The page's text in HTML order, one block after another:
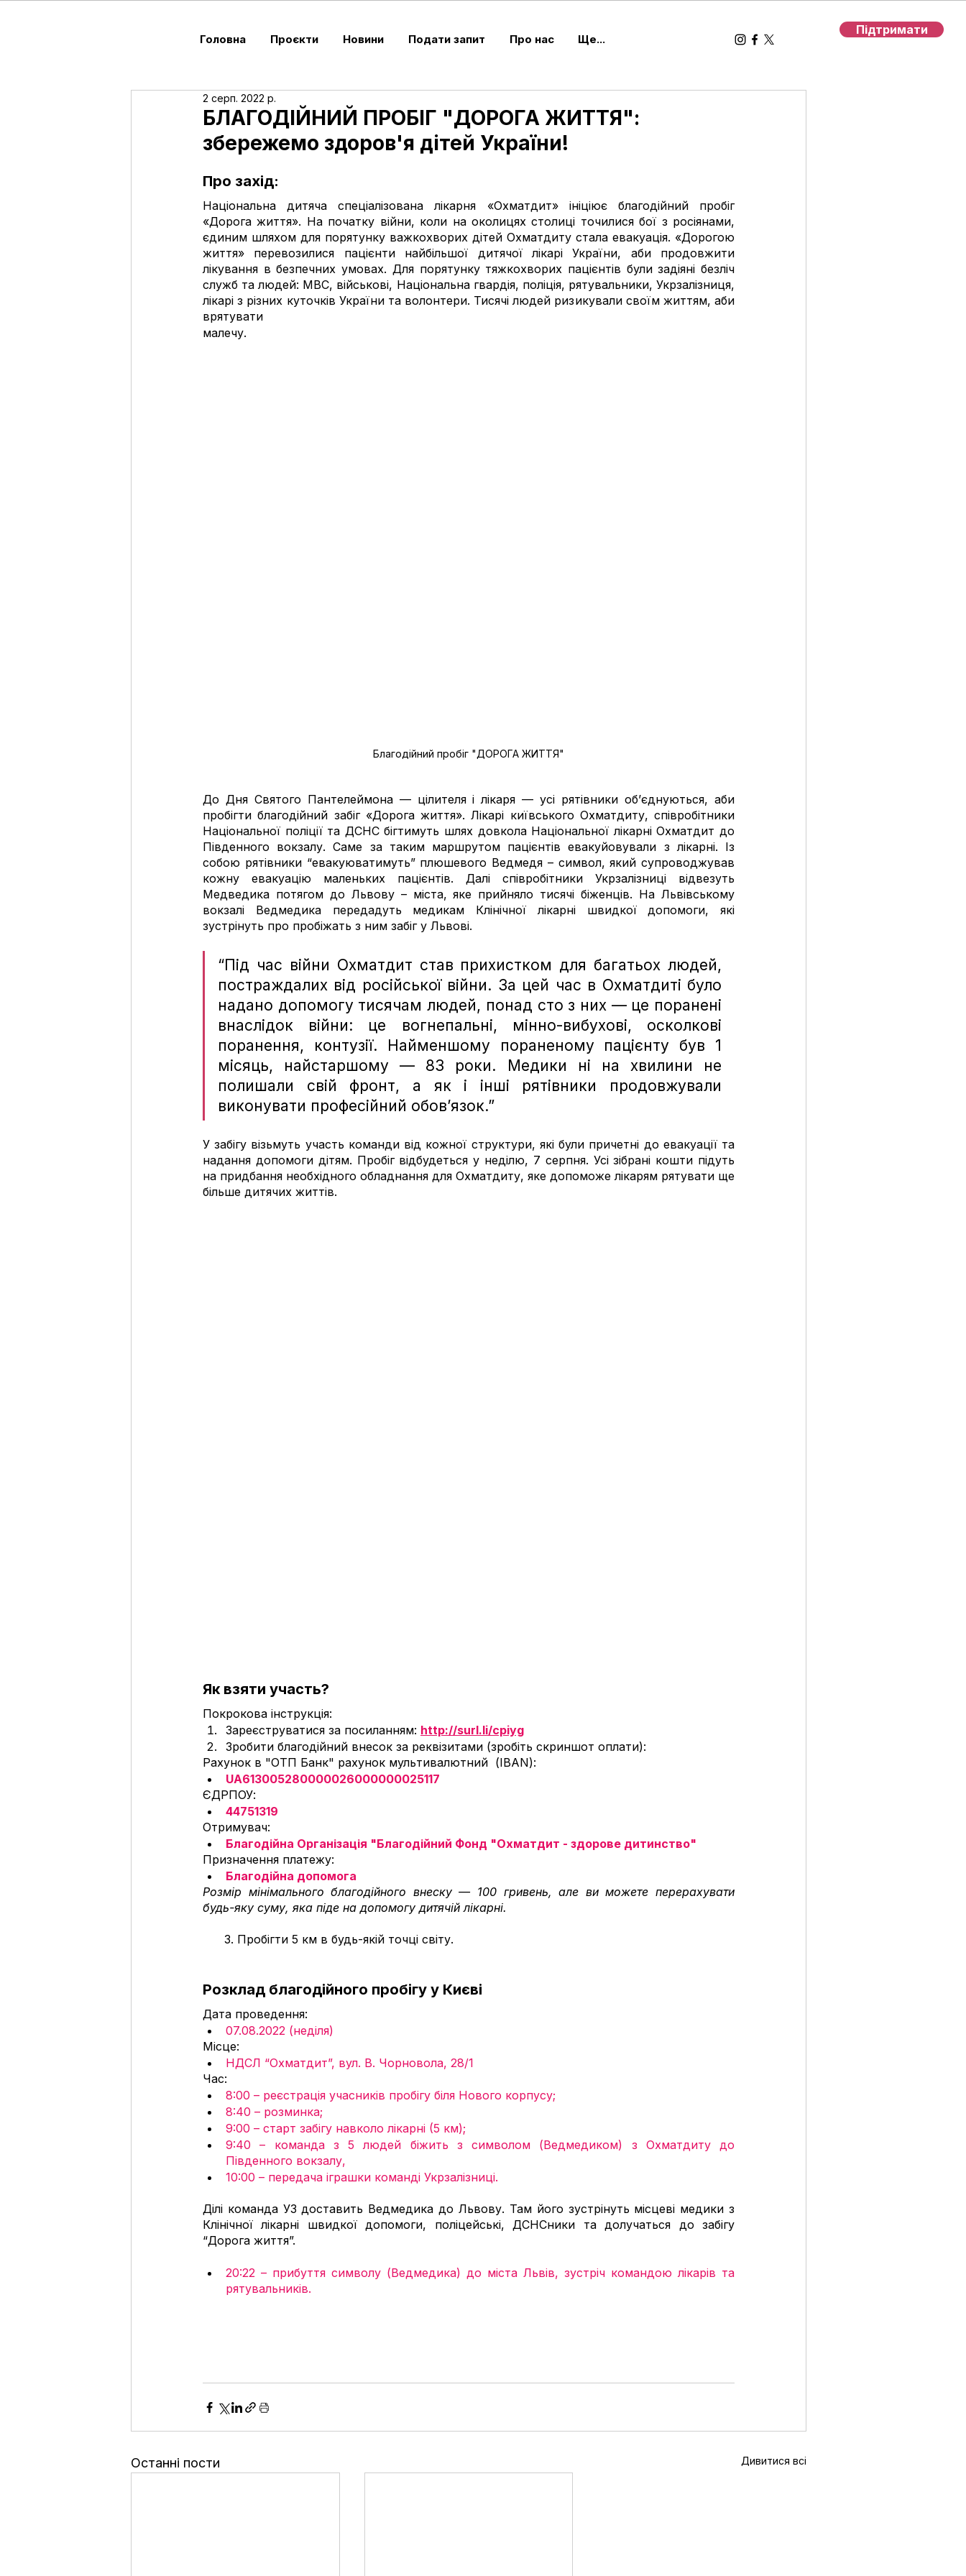
Головна Проєкти Новини Подати запит Про нас Ще...
Підтримати
БЛАГОДІЙНИЙ ПРОБІГ "ДОРОГА ЖИТТЯ":
збережемо здоров'я дітей України!
2 серп. 2022 р.
Про захід:
Національна дитяча спеціалізована лікарня «Охматдит» ініціює благодійний пробіг
«Дорога життя». На початку війни, коли на околицях столиці точилися бої з росіянами,
єдиним шляхом для порятунку важкохворих дітей Охматдиту стала евакуація. «Дорогою
життя» перевозилися пацієнти найбільшої дитячої лікарі України, аби продовжити
лікування в безпечних умовах. Для порятунку тяжкохворих пацієнтів були задіяні безліч
служб та людей: МВС, військові, Національна гвардія, поліція, рятувальники, Укрзалізниця,
лікарі з різних куточків України та волонтери. Тисячі людей ризикували своїм життям, аби
врятувати
малечу.
Благодійний пробіг "ДОРОГА ЖИТТЯ"
До Дня Святого Пантелеймона — цілителя і лікаря — усі рятівники об’єднуються, аби
пробігти благодійний забіг «Дорога життя». Лікарі київського Охматдиту, співробітники
Національної поліції та ДСНС бігтимуть шлях довкола Національної лікарні Охматдит до
Південного вокзалу. Саме за таким маршрутом пацієнтів евакуйовували з лікарні. Із
собою рятівники “евакуюватимуть” плюшевого Ведмедя – символ, який супроводжував
кожну евакуацію маленьких пацієнтів. Далі співробітники Укрзалізниці відвезуть
Медведика потягом до Львову – міста, яке прийняло тисячі біженців. На Львівському
вокзалі Ведмедика передадуть медикам Клінічної лікарні швидкої допомоги, які
зустрінуть про пробіжать з ним забіг у Львові.
“Під час війни Охматдит став прихистком для багатьох людей,
постраждалих від російської війни. За цей час в Охматдиті було
надано допомогу тисячам людей, понад сто з них — це поранені
внаслідок війни: це вогнепальні, мінно-вибухові, осколкові
поранення, контузії. Найменшому пораненому пацієнту був 1
місяць, найстаршому — 83 роки. Медики ні на хвилини не
полишали свій фронт, а як і інші рятівники продовжували
виконувати професійний обов’язок.”
У забігу візьмуть участь команди від кожної структури, які були причетні до евакуації та
надання допомоги дітям. Пробіг відбудеться у неділю, 7 серпня. Усі зібрані кошти підуть
на придбання необхідного обладнання для Охматдиту, яке допоможе лікарям рятувати ще
більше дитячих життів.
Як взяти участь?
Покрокова інструкція:
Зареєструватися за посиланням: http://surl.li/cpiyg
Зробити благодійний внесок за реквізитами (зробіть скриншот оплати):
Рахунок в "ОТП Банк" рахунок мультивалютний  (IBAN):
UA613005280000026000000025117
ЄДРПОУ:
44751319
Отримувач:
Благодійна Організація "Благодійний Фонд "Охматдит - здорове дитинство"
Призначення платежу:
Благодійна допомога
Розмір мінімального благодійного внеску — 100 гривень, але ви можете перерахувати
будь-яку суму, яка піде на допомогу дитячій лікарні.
      3. Пробігти 5 км в будь-якій точці світу.
Розклад благодійного пробігу у Києві
Дата проведення:
07.08.2022 (неділя)
Місце:
НДСЛ “Охматдит”, вул. В. Чорновола, 28/1
Час:
8:00 – реєстрація учасників пробігу біля Нового корпусу;
8:40 – розминка;
9:00 – старт забігу навколо лікарні (5 км);
9:40 – команда з 5 людей біжить з символом (Ведмедиком) з Охматдиту до
Південного вокзалу,
10:00 – передача іграшки команді Укрзалізниці.
Ділі команда УЗ доставить Ведмедика до Львову. Там його зустрінуть місцеві медики з
Клінічної лікарні швидкої допомоги, поліцейські, ДСНСники та долучаться до забігу
“Дорога життя”.
20:22 – прибуття символу (Ведмедика) до міста Львів, зустріч командою лікарів та
рятувальників.
Останні пости Дивитися всі